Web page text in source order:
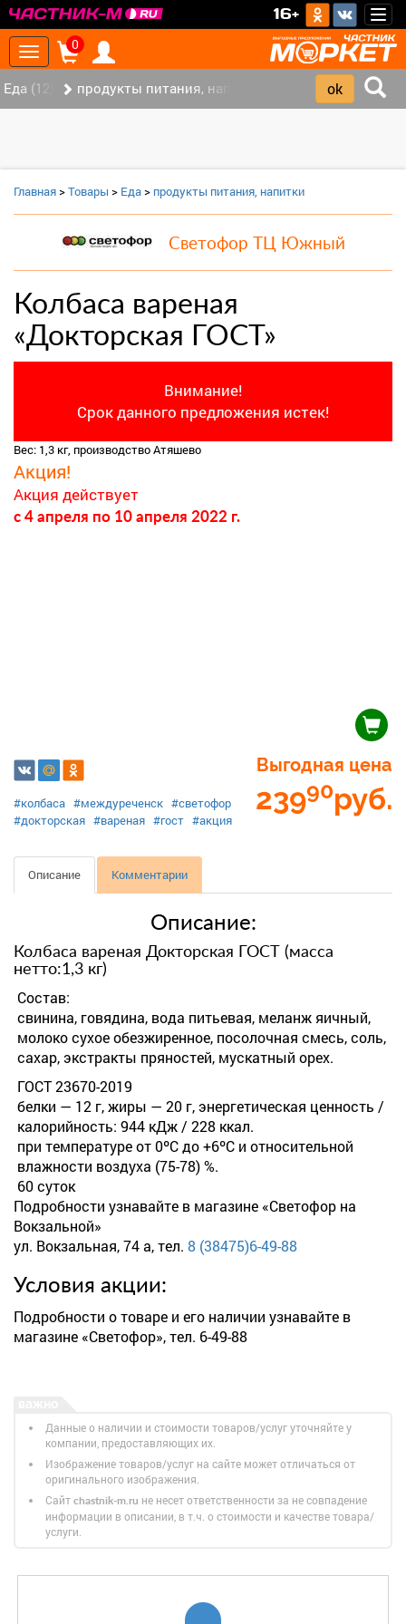
16+
Toggle
navigation
0
Еда (12) продукты питания, напитки (7)
Главная>Товары > Еда> продукты питания, напитки
Светофор ТЦ Южный
Колбаса вареная
«Докторская ГОСТ»
Внимание!
Срок данного предложения истек!
Вес: 1,3 кг, производство Атяшево
Акция!
Акция действует
c 4 апреля по 10 апреля 2022 г.
Выгодная цена
23990руб.
#колбаса #междуреченск #светофор
#докторская #вареная #гост #акция
Описание Комментарии
Описание:
Колбаса вареная Докторская ГОСТ (масса
нетто:1,3 кг)
Состав:
свинина, говядина, вода питьевая, меланж яичный,
молоко сухое обезжиренное, посолочная смесь, соль,
сахар, экстракты пряностей, мускатный орех.
ГОСТ 23670-2019
белки — 12 г, жиры — 20 г, энергетическая ценность /
калорийность: 944 кДж / 228 ккал.
при температуре от 0ºС до +6ºС и относительной
влажности воздуха (75-78) %.
60 суток
Подробности узнавайте в магазине «Светофор на
Вокзальной»
ул. Вокзальная, 74 а, тел. 8 (38475)6-49-88
Условия акции:
Подробности о товаре и его наличии узнавайте в
магазине «Светофор», тел. 6-49-88
Данные о наличии и стоимости товаров/услуг уточняйте у
компании, предоставляющих их.
Изображение товаров/услуг на сайте может отличаться от
оригинального изображения.
Сайт chastnik-m.ru не несет ответственности за не совпадение
информации в описании, в т.ч. о стоимости и качестве товара/
услуги.